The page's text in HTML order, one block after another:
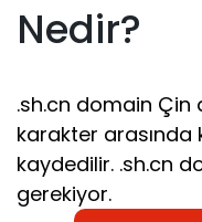
Nedir?
.sh.cn domain Çin
karakter arasında
kaydedilir. .sh.cn
gerekiyor.